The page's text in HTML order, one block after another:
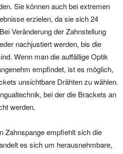
Sie können auch bei extremen
erzielen, da sie sich 24
Veränderung der Zahnstellung
nachjustiert werden, bis die
Wenn man die auffällige Optik
empfindet, ist es möglich,
unsichtbare Drähten zu wählen.
bei der die Brackets an
werden.
Zahnspange empfiehlt sich die
es sich um herausnehmbare,